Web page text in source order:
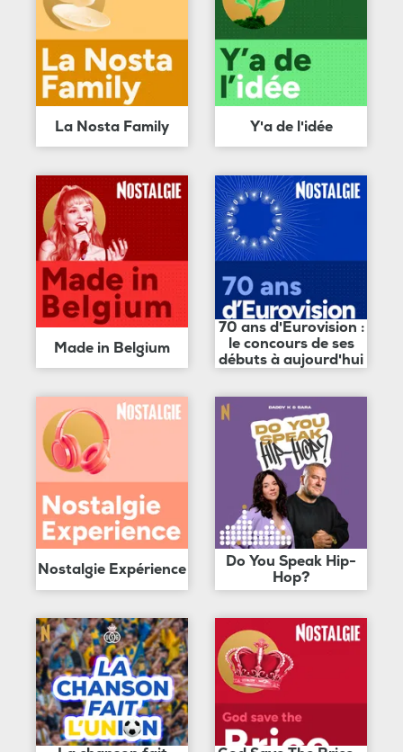
La Nosta Family Y'a de l'idée
Made in Belgium
70 ans d'Eurovision :
le concours de ses
débuts à aujourd'hui
Nostalgie Expérience
Do You Speak Hip-
Hop?